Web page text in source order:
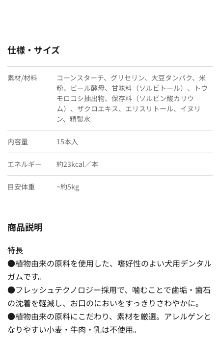
仕様・サイズ
素材/材料
コーンスターチ、グリセリン、大豆タンパク、米
粉、ビール酵母、甘味料（ソルビトール）、トウ
モロコシ抽出物、保存料（ソルビン酸カリウ
ム）、ザクロエキス、エリスリトール、イヌリ
ン、精製水
内容量 15本入
エネルギー 約23kcal／本
目安体重 ~約5kg
商品説明
特長
●植物由来の原料を使用した、嗜好性のよい犬用デンタル
ガムです。
●フレッシュテクノロジー採用で、噛むことで歯垢・歯石
の沈着を軽減し、お口のにおいをすっきりさわやかに。
●植物由来の原料にこだわり、素材を厳選。アレルゲンと
なりやすい小麦・牛肉・乳は不使用。